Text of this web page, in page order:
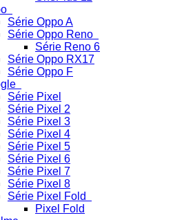
Série Oppo A
Série Oppo Reno
Série Reno 6
Série Oppo RX17
Série Oppo F
Série Pixel
Série Pixel 2
Série Pixel 3
Série Pixel 4
Série Pixel 5
Série Pixel 6
Série Pixel 7
Série Pixel 8
Série Pixel Fold
Pixel Fold